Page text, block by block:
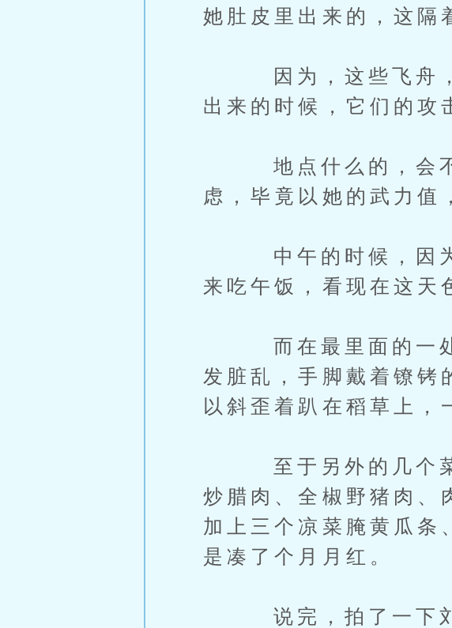
她肚皮里出来的，这隔
因为，这些飞舟，
出来的时候，它们的攻
地点什么的，会不
虑，毕竟以她的武力值
中午的时候，因为
来吃午饭，看现在这天
而在最里面的一处
发脏乱，手脚戴着镣铐
以斜歪着趴在稻草上，
至于另外的几个菜
炒腊肉、全椒野猪肉、
加上三个凉菜腌黄瓜条
是凑了个月月红。
说完，拍了一下刘